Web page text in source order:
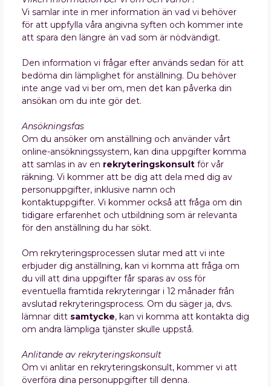
Vi samlar inte in mer information än vad vi behöver
för att uppfylla våra angivna syften och kommer inte
att spara den längre än vad som är nödvändigt.
Den information vi frågar efter används sedan för att
bedöma din lämplighet för anställning. Du behöver
inte ange vad vi ber om, men det kan påverka din
ansökan om du inte gör det.
Ansökningsfas
Om du ansöker om anställning och använder vårt
online-ansökningssystem, kan dina uppgifter komma
att samlas in av en rekryteringskonsult för vår
räkning. Vi kommer att be dig att dela med dig av
personuppgifter, inklusive namn och
kontaktuppgifter. Vi kommer också att fråga om din
tidigare erfarenhet och utbildning som är relevanta
för den anställning du har sökt.
Om rekryteringsprocessen slutar med att vi inte
erbjuder dig anställning, kan vi komma att fråga om
du vill att dina uppgifter får sparas av oss för
eventuella framtida rekryteringar i 12 månader från
avslutad rekryteringsprocess. Om du säger ja, dvs.
lämnar ditt samtycke, kan vi komma att kontakta dig
om andra lämpliga tjänster skulle uppstå.
Anlitande av rekryteringskonsult
Om vi anlitar en rekryteringskonsult, kommer vi att
överföra dina personuppgifter till denna.